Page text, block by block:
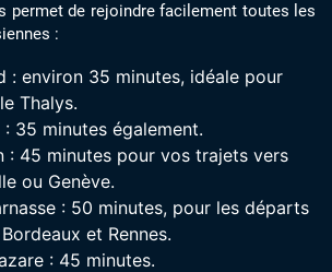
permet de rejoindre facilement toutes les
:
: environ 35 minutes, idéale pour
Thalys.
35 minutes également.
: 45 minutes pour vos trajets vers
ou Genève.
: 50 minutes, pour les départs
et Rennes.
: 45 minutes.